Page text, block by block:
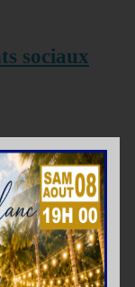
sociaux
de
sociaux ont été
l’exécutif qui se